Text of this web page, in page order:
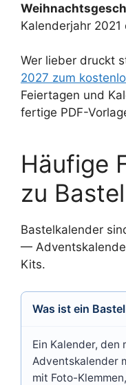
Kalenderjahr 2021
Wer lieber druckt
2027 zum
Feiertagen und
fertige PDF-
Häufige
zu
Bastelkalender
—
Kits.
Was ist ein
Ein Kalender,
Adventskalender
mit Foto-